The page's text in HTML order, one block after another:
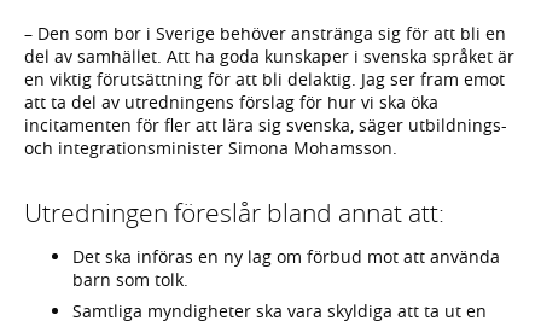
– Den som bor i Sverige behöver anstränga sig för att bli en
del av samhället. Att ha goda kunskaper i svenska språket är
en viktig förutsättning för att bli delaktig. Jag ser fram emot
att ta del av utredningens förslag för hur vi ska öka
incitamenten för fler att lära sig svenska, säger utbildnings-
och integrationsminister Simona Mohamsson.
Utredningen föreslår bland annat att:
Det ska införas en ny lag om förbud mot att använda
barn som tolk.
Samtliga myndigheter ska vara skyldiga att ta ut en